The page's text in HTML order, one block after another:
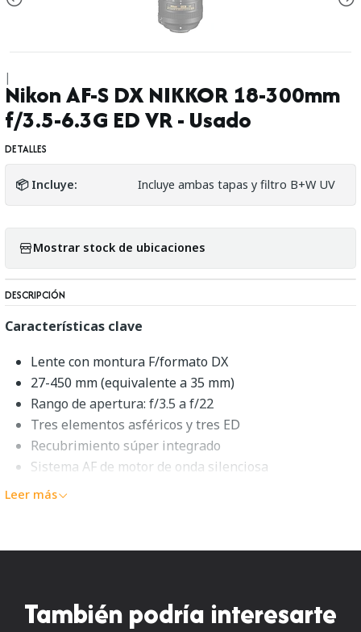
|
Nikon AF-S DX NIKKOR 18-300mm
f/3.5-6.3G ED VR - Usado
DETALLES
📦 Incluye: Incluye ambas tapas y filtro B+W UV
Mostrar stock de ubicaciones
DESCRIPCIÓN
Características clave
Lente con montura F/formato DX
27-450 mm (equivalente a 35 mm)
Rango de apertura: f/3.5 a f/22
Tres elementos asféricos y tres ED
Recubrimiento súper integrado
Sistema AF de motor de onda silenciosa
Estabilización de imagen VR
para fotografiar en una amplia variedad de situaciones.
Diseñado para cámaras de formato DX, este zoom
Leer más
También podría interesarte